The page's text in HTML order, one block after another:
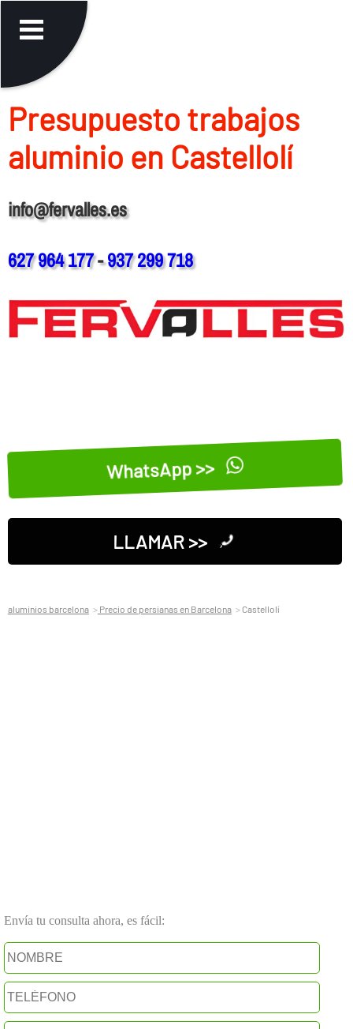
Presupuesto trabajos
aluminio en Castellolí
info@fervalles.es
627 964 177-937 299 718
WhatsApp >>
LLAMAR >>
aluminios barcelona Precio de persianas en Barcelona Castellolí
Envía tu consulta ahora, es fácil: